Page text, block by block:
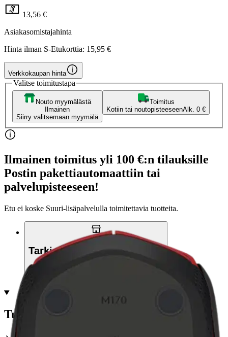
13,56 €
Asiakasomistajahinta
Hinta ilman S-Etukorttia: 15,95 €
Verkkokaupan hinta
Valitse toimitustapa
Nouto myymälästä
Ilmainen
Siirry valitsemaan myymälä
Toimitus
Kotiin tai noutopisteeseenAlk. 0 €
Ilmainen toimitus yli 100 €:n tilauksille
Postin pakettiautomaattiin tai
palvelupisteeseen!
Etu ei koske Suuri‑lisäpalvelulla toimitettavia tuotteita.
Tarkista myymäläsaatavuus
Tuotekuvaus